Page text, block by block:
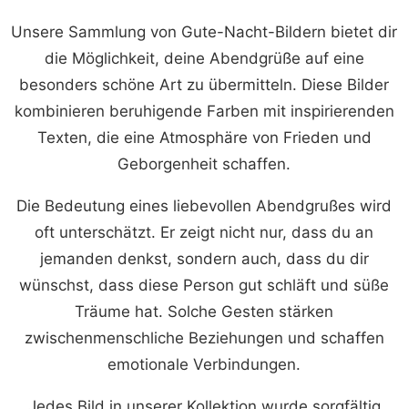
Unsere Sammlung von Gute-Nacht-Bildern bietet dir
die Möglichkeit, deine Abendgrüße auf eine
besonders schöne Art zu übermitteln. Diese Bilder
kombinieren beruhigende Farben mit inspirierenden
Texten, die eine Atmosphäre von Frieden und
Geborgenheit schaffen.
Die Bedeutung eines liebevollen Abendgrußes wird
oft unterschätzt. Er zeigt nicht nur, dass du an
jemanden denkst, sondern auch, dass du dir
wünschst, dass diese Person gut schläft und süße
Träume hat. Solche Gesten stärken
zwischenmenschliche Beziehungen und schaffen
emotionale Verbindungen.